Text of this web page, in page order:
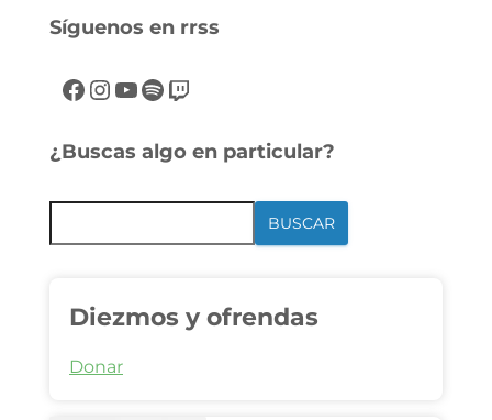
Síguenos en rrss
¿Buscas algo en particular?
BUSCAR
Diezmos y ofrendas
Donar